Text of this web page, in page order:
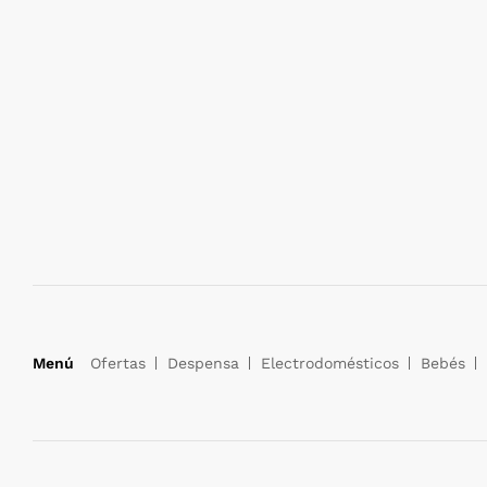
Menú Ofertas Despensa Electrodomésticos Bebés